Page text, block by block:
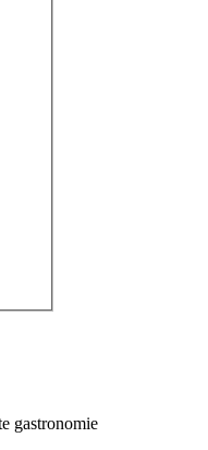
gastronomie